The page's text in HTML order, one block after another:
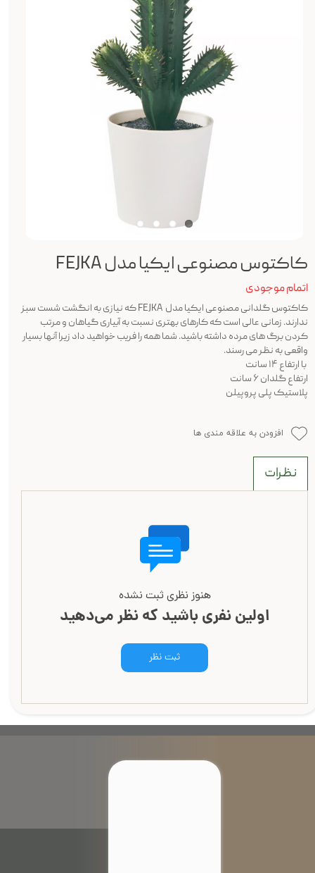
کاکتوس مصنوعی ایکیا مدل FEJKA
اتمام موجودی
کاکتوس گلدانی مصنوعی ایکیا مدل FEJKA که نیازی به انگشت شست سبز
ندارند. زمانی عالی است که کارهای بهتری نسبت به آبیاری گیاهان و مرتب
کردن برگ های مرده داشته باشید. شما همه را فریب خواهید داد زیرا آنها بسیار
واقعی به نظر می رسند.
با ارتفاع ۱۴ سانت
ارتفاع گلدان ۶ سانت
پلاستیک پلی پروپیلن
افزودن به علاقه مندی ها
نظرات
هنوز نظری ثبت نشده
اولین نفری باشید که نظر می‌دهید
ثبت نظر